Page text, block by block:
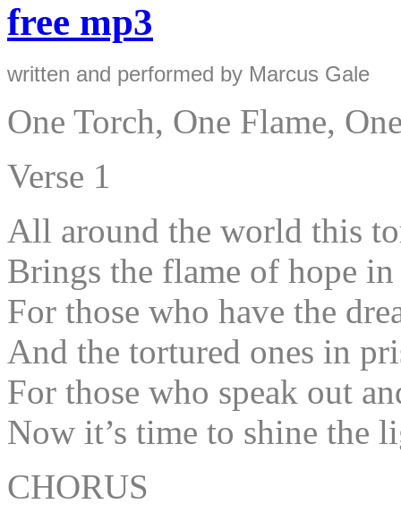
free mp3
written and performed by Marcus Gale
One Torch, One Flame,
Verse 1
All around the world this
Brings the flame of hope
For those who have the
And the tortured ones in
For those who speak out
Now it’s time to shine the
CHORUS